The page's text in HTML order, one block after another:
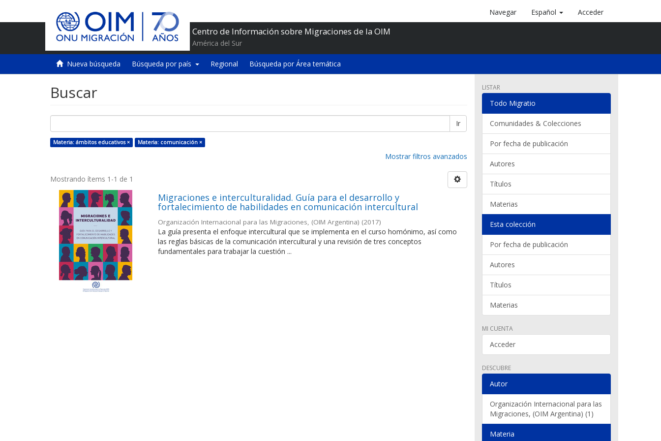
Centro de Información sobre Migraciones de la OIM
América del Sur
Navegar Español Acceder
Nueva búsqueda Búsqueda por país Regional Búsqueda por Área temática
Buscar
Ir
Materia: ámbitos educativos × Materia: comunicación ×
Mostrar filtros avanzados
Mostrando ítems 1-1 de 1
Migraciones e interculturalidad. Guía para el desarrollo y
fortalecimiento de habilidades en comunicación intercultural
Organización Internacional para las Migraciones, (OIM Argentina) (2017)
La guía presenta el enfoque intercultural que se implementa en el curso homónimo, así como
las reglas básicas de la comunicación intercultural y una revisión de tres conceptos
fundamentales para trabajar la cuestión ...
LISTAR
Todo Migratio
Comunidades & Colecciones
Por fecha de publicación
Autores
Títulos
Materias
Esta colección
Por fecha de publicación
Autores
Títulos
Materias
MI CUENTA
Acceder
DESCUBRE
Autor
Organización Internacional para las
Migraciones, (OIM Argentina) (1)
Materia